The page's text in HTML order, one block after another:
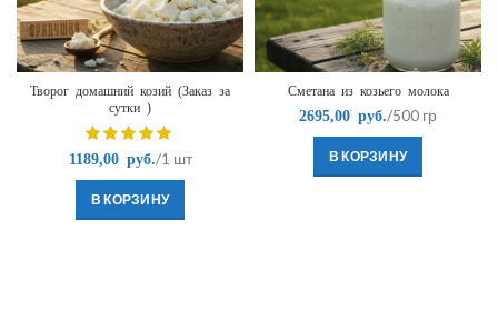
Творог домашний козий (Заказ за
сутки )
1189,00руб. /1 шт
В КОРЗИНУ
Сметана из козьего молока
2695,00 руб. /500 гр
В КОРЗИНУ